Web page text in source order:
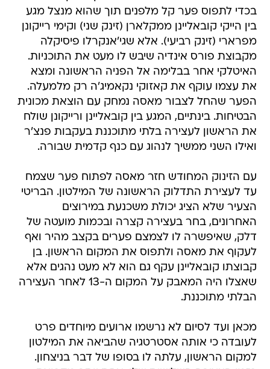
בכדי לתפוס פער קל מלפנים תוך שהוא מנצל מגע
בין הייקי קובאליינן ממקלארן (זינק שני) וקימי רייקונן
מפרארי (זינק רביעי). אלא שגי'אנקרלו פיסיקלה
מקבוצת פורס אינדיה שיבש לו מעט את התוכניות.
האיטלקי אחר בבלימה אל הפניה הראשונה ומצא
את עצמו עוקף את קאזוקי נקאמיג'ה רק מלמעלה.
הפער שהחל לצבור מאסה נמחק עם הוצאת מכונית
הבטיחות. בינתיים, המגע בין קובאליינן ורייקונן שולח
את הראשון לעצירה בלתי מתוכננת בעקבות פנצ'ר
ואילו השני ממשיך לנהוג עם כנף קדמית שבורה.
עם הזינוק המחודש חזר מאסה לפתוח פער שצמח
עד לעצירת התדלוק הראשונה של המילטון. הבריטי
הצעיר שלא הציג יכולת משכנעת במירוצים
האחרונים, בחר בעצירה קצרה ובכמות מועטה של
דלק, שאיפשרה לו לצמצם פערים בקצב מהיר ואף
לעקוף את מאסה ולתפוס את המקום הראשון. בן
קבוצתו קובאליינן עקף גם הוא לא מעט נהגים אלא
שאצלו היה המאבק על המקום ה-13 לאחר העצירה
הבלתי מתוכננת.
מכאן ועד לסיום לא נרשמו ארועים מיוחדים פרט
לעובדה כי אותה אסטרטגיה שהביאה את המילטון
למקום הראשון, עלתה לו בסופו של דבר בניצחון.